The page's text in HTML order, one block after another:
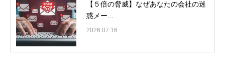
【５倍の脅威】なぜあなたの会社の迷
惑メー...
2026.07.16